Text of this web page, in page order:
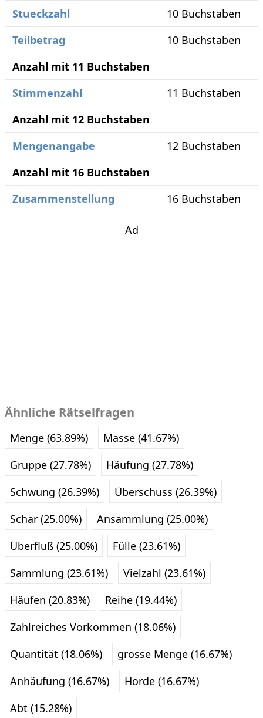
Stueckzahl
10 Buchstaben
Teilbetrag
10 Buchstaben
Anzahl mit 11 Buchstaben
Stimmenzahl
11 Buchstaben
Anzahl mit 12 Buchstaben
Mengenangabe
12 Buchstaben
Anzahl mit 16 Buchstaben
Zusammenstellung
16 Buchstaben
Ad
Ähnliche Rätselfragen
Menge (63.89%)
Masse (41.67%)
Gruppe (27.78%)
Häufung (27.78%)
Schwung (26.39%)
Überschuss (26.39%)
Schar (25.00%)
Ansammlung (25.00%)
Überfluß (25.00%)
Fülle (23.61%)
Sammlung (23.61%)
Vielzahl (23.61%)
Häufen (20.83%)
Reihe (19.44%)
Zahlreiches Vorkommen (18.06%)
Quantität (18.06%)
grosse Menge (16.67%)
Anhäufung (16.67%)
Horde (16.67%)
Abt (15.28%)